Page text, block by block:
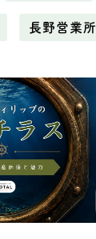
長野営業所